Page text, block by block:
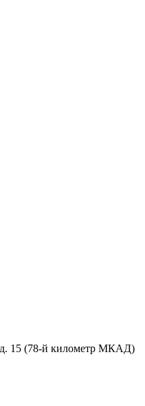
д. 15 (78-й километр МКАД)